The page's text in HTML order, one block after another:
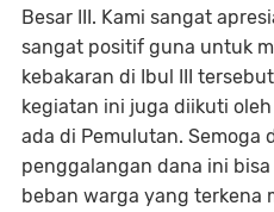
Besar III. Kami sangat
sangat positif guna untuk
kebakaran di Ibul III
kegiatan ini juga diikuti
ada di Pemulutan. Semoga
penggalangan dana ini
beban warga yang terkena